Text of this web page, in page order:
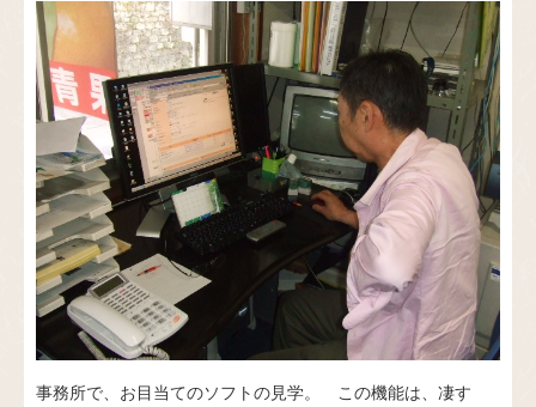
事務所で、お目当てのソフトの見学。 この機能は、凄す